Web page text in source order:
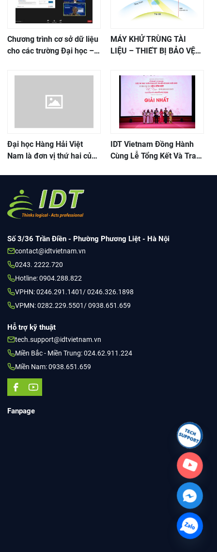
Chương trình cơ sở dữ liệu
cho các trường Đại học –
MÁY KHỬ TRÙNG TÀI
LIỆU – THIẾT BỊ BẢO VỆ
Đại học Hàng Hải Việt
Nam là đơn vị thứ hai của
IDT Vietnam Đồng Hành
Cùng Lễ Tổng Kết Và Trao
Số 3/36 Trần Điền - Phường Phương Liệt - Hà Nội
contact@idtvietnam.vn
0243. 2222.720
Hotline: 0904.288.822
VPHN: 0246.291.1401/ 0246.326.1898
VPMN: 0282.229.5501/ 0938.651.659
Hỗ trợ kỹ thuật
tech.support@idtvietnam.vn
Miền Bắc - Miền Trung: 024.62.911.224
Miền Nam: 0938.651.659
Fanpage